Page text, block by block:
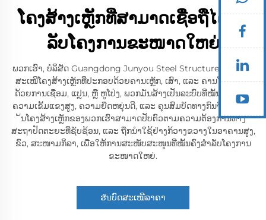
ໂຄງສ້າງເຫຼັກທີ່ສາມາດເຊື່ອຖືໄດ້ສໍາ
ລັບໂຄງການຂະໜາດໃຫຍ່
ພວກເຮົາ, ບໍລິສັດ Guangdong Junyou Steel Structure Co., Ltd,
ສະເໜີໂຄງສ້າງເຫຼັກທີ່ປະກອບດ້ວຍຄານເຫຼັກ, ເສົາ, ແລະ ຄານໂຄ່ງ. ສານ
ດ້ວຍການເຊື່ອມ, ແປຼນ, ຫຼື ຫູໂປ່ງ, ພວກມັນສ້າງເປັນລະບົບທີ່ໝັ້ນຄົງ. ດ້ວຍ
ຄວາມເຂັ້ມແຂງສູງ, ຄວາມຍືດຫຍຸ່ນດີ, ແລະ ຄຸນສົມບັດທາງກົນຈັກທີ່ດີເລີດ,
້ນໂຄງສ້າງເຫຼັກຂອງພວກເຮົາສາມາດປັບຕົວຕາມຄວາມຕ້ອງການທາງ
ສະຖາປັດຕະຍະທີ່ຊັບຊ້ອນ, ແລະ ຖືກນໍາໃຊ້ຢ່າງກ້ວາງຂວາງໃນອາຄານສູງ,
ຂົວ, ສະໜາມກິລາ, ເພື່ອໃຫ້ການສະໜັບສະໜູນທີ່ໝັ້ນຄົງສໍາລັບໂຄງການ
ຂະໜາດໃຫຍ່.
ຮับບົດສະເໜີລາຄາ